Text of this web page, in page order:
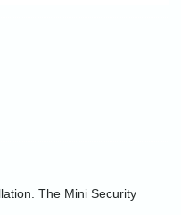
The Mini Security